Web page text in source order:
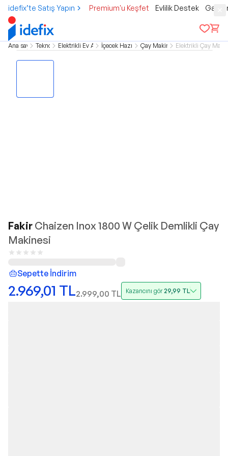
idefix’te Satış Yapın Premium'u Keşfet Evlilik Destek
Ana sayfa TeknolojiElektrikli Ev Aletleriİçecek HazırlamaÇay MakineleriElektrikli Çay
Fakir Chaizen Inox 1800 W Çelik Demlikli Çay
Makinesi
Sepette İndirim
2.969,01 TL2.999,00 TL Kazancını gör29,99 TL